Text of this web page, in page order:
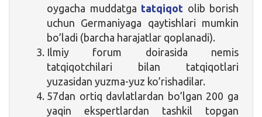
oygacha muddatga tatqiqot olib borish
uchun Germaniyaga qaytishlari mumkin
bo’ladi (barcha harajatlar qoplanadi).
Ilmiy forum doirasida nemis
tatqiqotchilari bilan tatqiqotlari
yuzasidan yuzma-yuz ko’rishadilar.
57dan ortiq davlatlardan bo’lgan 200 ga
yaqin ekspertlardan tashkil topgan